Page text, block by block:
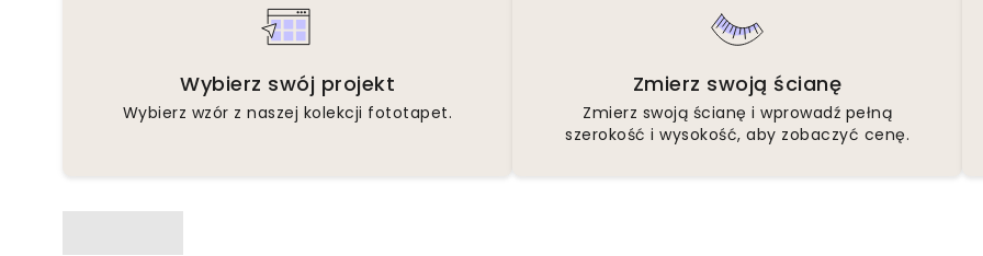
Wybierz swój projekt
Wybierz wzór z naszej kolekcji fototapet.
Zmierz swoją ścianę
Zmierz swoją ścianę i wprowadź pełną
szerokość i wysokość, aby zobaczyć cenę.